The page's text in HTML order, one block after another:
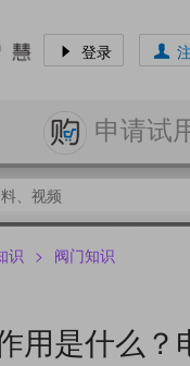
登录
申请试
识 > 阀门知识
用是什么？